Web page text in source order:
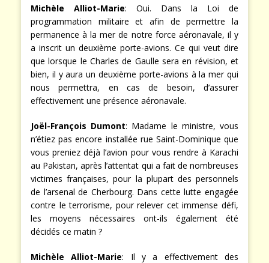
Michèle Alliot-Marie: Oui. Dans la Loi de
programmation militaire et afin de permettre la
permanence à la mer de notre force aéronavale, il y
a inscrit un deuxième porte-avions. Ce qui veut dire
que lorsque le Charles de Gaulle sera en révision, et
bien, il y aura un deuxième porte-avions à la mer qui
nous permettra, en cas de besoin, d’assurer
effectivement une présence aéronavale.
Joël-François Dumont: Madame le ministre, vous
n’étiez pas encore installée rue Saint-Dominique que
vous preniez déjà l’avion pour vous rendre à Karachi
au Pakistan, après l’attentat qui a fait de nombreuses
victimes françaises, pour la plupart des personnels
de l’arsenal de Cherbourg. Dans cette lutte engagée
contre le terrorisme, pour relever cet immense défi,
les moyens nécessaires ont-ils également été
décidés ce matin ?
Michèle Alliot-Marie: Il y a effectivement des